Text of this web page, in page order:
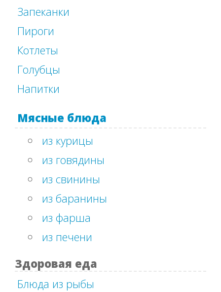
Запеканки
Пироги
Котлеты
Голубцы
Напитки
Мясные блюда
из курицы
из говядины
из свинины
из баранины
из фарша
из печени
Здоровая еда
Блюда из рыбы